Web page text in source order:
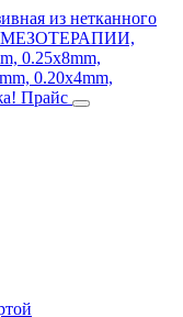
из нетканного
0.25x8mm,
0.20x4mm,
Прайс